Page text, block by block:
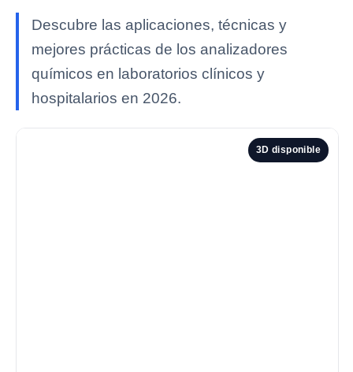
Descubre las aplicaciones, técnicas y
mejores prácticas de los analizadores
químicos en laboratorios clínicos y
hospitalarios en 2026.
3D disponible